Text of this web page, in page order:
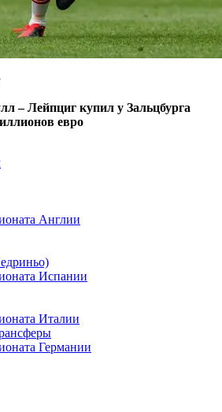
– Лейпциг купил у Зальцбурга
евро
Англии
Испании
Италии
Германии